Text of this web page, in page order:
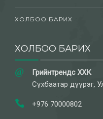
ХОЛБОО БАРИХ
ХОЛБОО БАРИХ
Грийнтрендс ХХК
Сүхбаатар дүүрэг,
+976 70000802